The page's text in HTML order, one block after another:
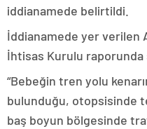
iddianamede belirtildi.
İddianamede yer verilen
İhtisas Kurulu raporunda
“Bebeğin tren yolu
bulunduğu, otopsisinde
baş boyun bölgesinde